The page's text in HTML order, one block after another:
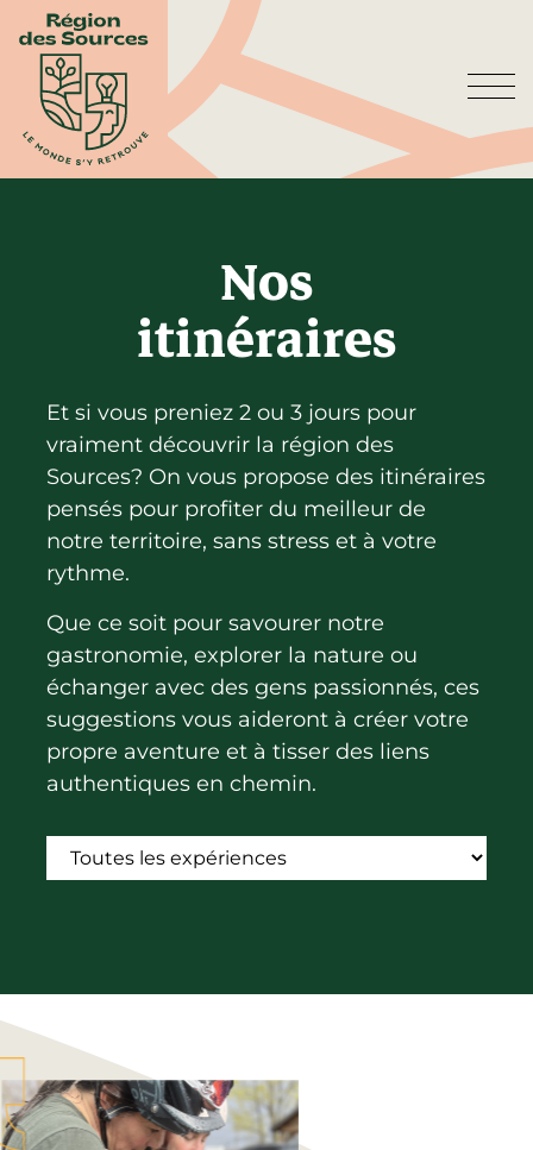
Attraits
Première visite
Itinéraires
Pédalez!
S'installer
La région
Nouveaux résidents
Vivre ici
Activités et loisirs
Emploi et logement
Vie démocratique
Bénévolat
Entreprendre
Relève et démarrage
Porteurs de projet
Communauté d’affaires
Travailleurs autonomes
Événements
La région
Itinéraires
Pédalez!
Blogue
Nos
itinéraires
Et si vous preniez 2 ou 3 jours pour
vraiment découvrir la région des
Sources? On vous propose des itinéraires
pensés pour profiter du meilleur de
notre territoire, sans stress et à votre
rythme.
Que ce soit pour savourer notre
gastronomie, explorer la nature ou
échanger avec des gens passionnés, ces
suggestions vous aideront à créer votre
propre aventure et à tisser des liens
authentiques en chemin.